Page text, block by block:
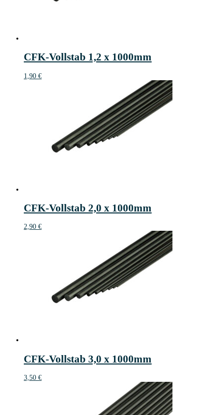
CFK-Vollstab 1,2 x 1000mm
1,90 €
CFK-Vollstab 2,0 x 1000mm
2,90 €
CFK-Vollstab 3,0 x 1000mm
3,50 €